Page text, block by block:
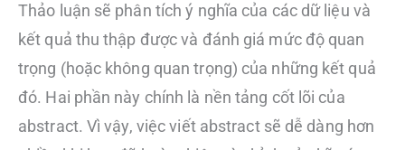
Thảo luận sẽ phân tích ý nghĩa của các dữ liệu và
kết quả thu thập được và đánh giá mức độ quan
trọng (hoặc không quan trọng) của những kết quả
đó. Hai phần này chính là nền tảng cốt lõi của
abstract. Vì vậy, việc viết abstract sẽ dễ dàng hơn